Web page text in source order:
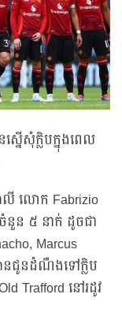
នើសុំក្លិបក្នុងពេល
លី លោក Fabrizio
នួន ៥ នាក់ ដូចជា
Marcus
ានជូនដំណឹងទៅក្លិប
Trafford នៅរដូវ